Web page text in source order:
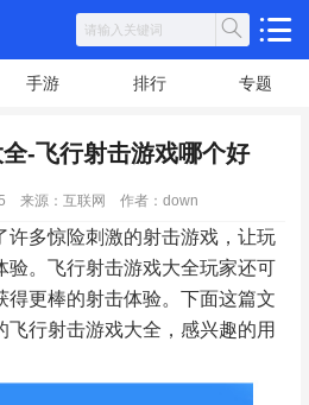
手游 排行 专题
-飞行射击游戏哪个好
来源：互联网 作者：down
许多惊险刺激的射击游戏，让玩
验。飞行射击游戏大全玩家还可
得更棒的射击体验。下面这篇文
行射击游戏大全，感兴趣的用